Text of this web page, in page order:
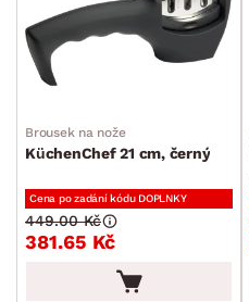
Brousek na nože
KüchenChef 21 cm, černý
Cena po zadání kódu DOPLNKY
381.65 Kč
449.00 Kč